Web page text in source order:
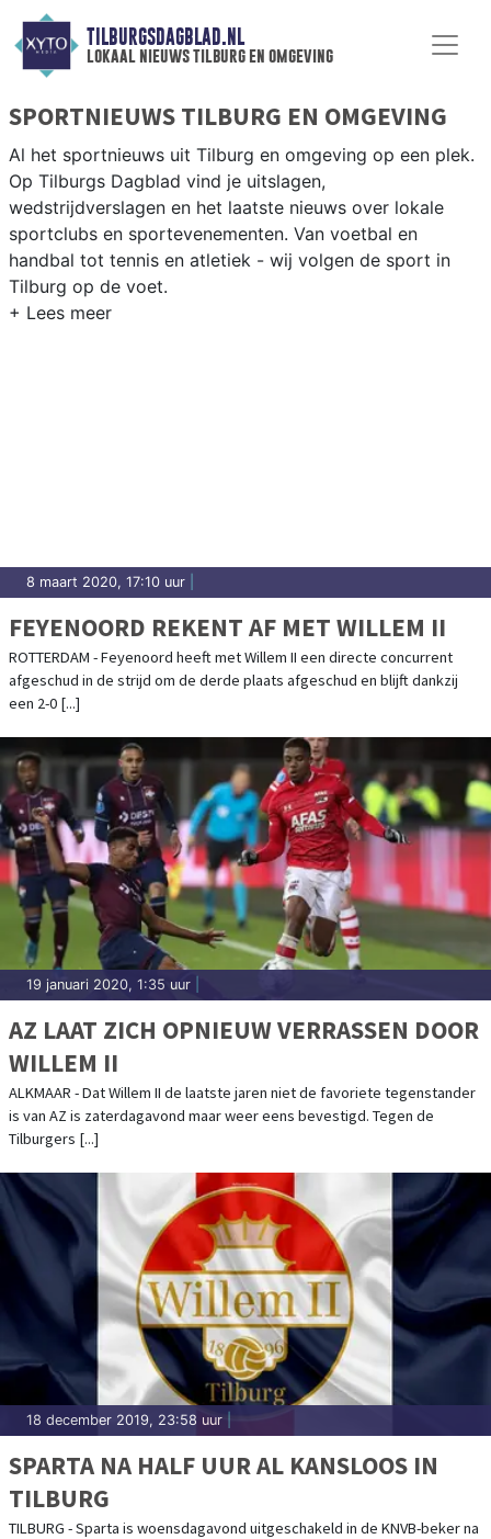
TILBURGSDAGBLAD.NL
lokaal nieuws tilburg en omgeving
SPORTNIEUWS TILBURG EN OMGEVING
Al het sportnieuws uit Tilburg en omgeving op een plek.
Op Tilburgs Dagblad vind je uitslagen,
wedstrijdverslagen en het laatste nieuws over lokale
sportclubs en sportevenementen. Van voetbal en
handbal tot tennis en atletiek - wij volgen de sport in
Tilburg op de voet.
8 maart 2020, 17:10 uur
FEYENOORD REKENT AF MET WILLEM II
ROTTERDAM - Feyenoord heeft met Willem II een directe concurrent
afgeschud in de strijd om de derde plaats afgeschud en blijft dankzij
een 2-0 [...]
19 januari 2020, 1:35 uur
AZ LAAT ZICH OPNIEUW VERRASSEN DOOR
WILLEM II
ALKMAAR - Dat Willem II de laatste jaren niet de favoriete tegenstander
is van AZ is zaterdagavond maar weer eens bevestigd. Tegen de
Tilburgers [...]
18 december 2019, 23:58 uur
SPARTA NA HALF UUR AL KANSLOOS IN
TILBURG
TILBURG - Sparta is woensdagavond uitgeschakeld in de KNVB-beker na